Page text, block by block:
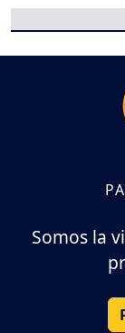
Somos la